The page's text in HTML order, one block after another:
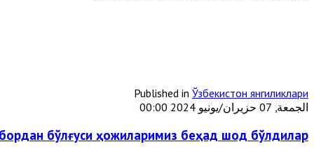
Published in Ўзбекистон янгиликлари
الجمعة, 07 حزيران/يونيو 2024 00:00
бўлғуси ҳожиларимиз беҳад шод бўлдилар